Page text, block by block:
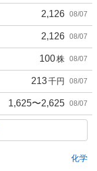
2,126 08/07
2,126 08/07
100株 08/07
213千円 08/07
1,625〜2,625 08/07
化学